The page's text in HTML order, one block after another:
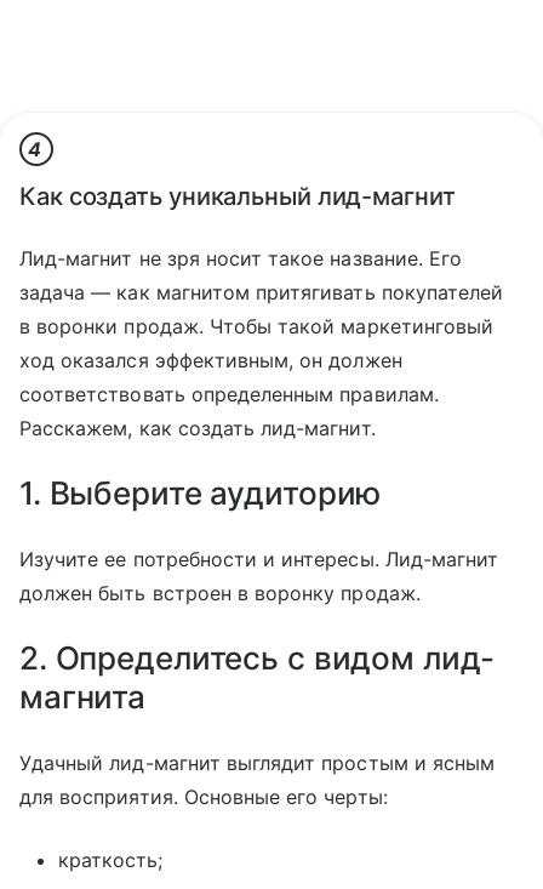
4
Как создать уникальный лид-магнит
Лид-магнит не зря носит такое название. Его
задача — как магнитом притягивать покупателей
в воронки продаж. Чтобы такой маркетинговый
ход оказался эффективным, он должен
соответствовать определенным правилам.
Расскажем, как создать лид-магнит.
1. Выберите аудиторию
Изучите ее потребности и интересы. Лид-магнит
должен быть встроен в воронку продаж.
2. Определитесь с видом лид-
магнита
Удачный лид-магнит выглядит простым и ясным
для восприятия. Основные его черты:
краткость;